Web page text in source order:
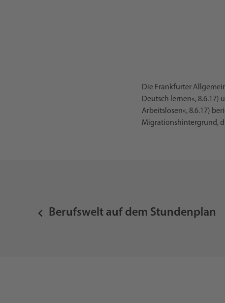
Die Frankfurter
Deutsch lernen«, 8.6.17)
Arbeitslosen«, 8.6.17)
Migrationshintergrund,
Berufswelt auf dem Stundenplan